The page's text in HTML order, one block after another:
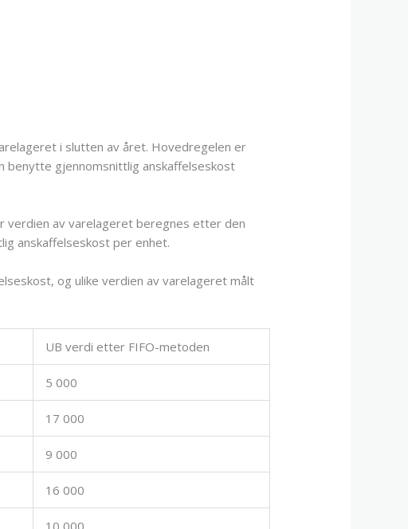
i slutten av året. Hovedregelen er
benytte gjennomsnittlig anskaffelseskost
av varelageret beregnes etter den
anskaffelseskost per enhet.
og ulike verdien av varelageret målt
UB verdi etter FIFO-metoden
5 000
17 000
9 000
16 000
10 000